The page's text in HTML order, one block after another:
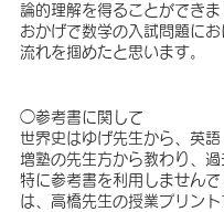
論的理解を得ることができ
おかげで数学の入試問題に
流れを掴めたと思います。
◯参考書に関して
世界史はゆげ先生から、英
増塾の先生方から教わり、
特に参考書を利用しませんで
は、高橋先生の授業プリン